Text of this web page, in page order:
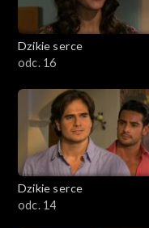
Dzikie serce
odc. 16
Dzikie serce
odc. 14